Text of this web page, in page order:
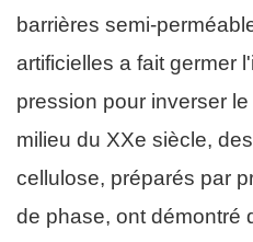
barrières semi-
artificielles a fait germer
pression pour inverser
milieu du XXe siècle,
cellulose, préparés par
de phase, ont démontré